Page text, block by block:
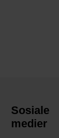
Sosiale
medier